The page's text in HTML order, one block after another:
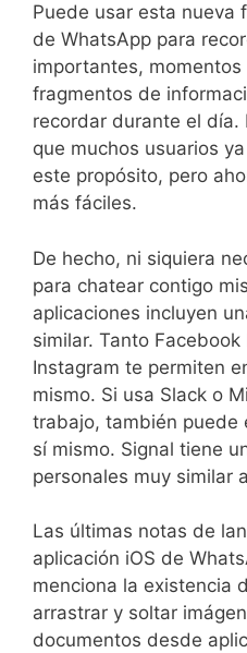
Puede usar esta nueva
de WhatsApp para
importantes, momentos
fragmentos de
recordar durante el día.
que muchos usuarios
este propósito, pero
más fáciles.
De hecho, ni siquiera
para chatear contigo
aplicaciones incluyen
similar. Tanto
Instagram te permiten
mismo. Si usa Slack o
trabajo, también puede
sí mismo. Signal tiene
personales muy similar
Las últimas notas de
aplicación iOS de
menciona la existencia
arrastrar y soltar
documentos desde